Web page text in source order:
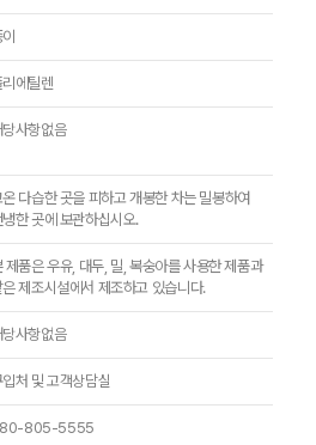
리에틸렌
당사항없음
온 다습한 곳을 피하고 개봉한 차는 밀봉하여
냉한 곳에 보관하십시오.
제품은 우유, 대두, 밀, 복숭아를 사용한 제품과
은 제조시설에서 제조하고 있습니다.
당사항없음
입처 및 고객상담실
805-5555